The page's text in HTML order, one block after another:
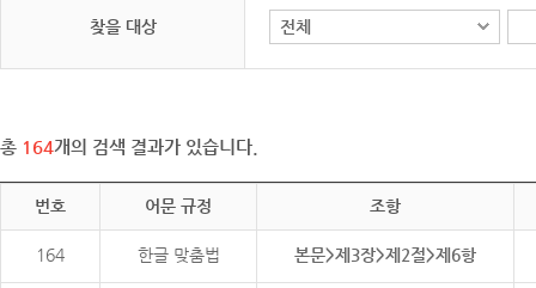
찾을 대상
총 164개의 검색 결과가 있습니다.
번호 어문 규정 조항
164 한글 맞춤법 본문>제3장>제2절>제6항